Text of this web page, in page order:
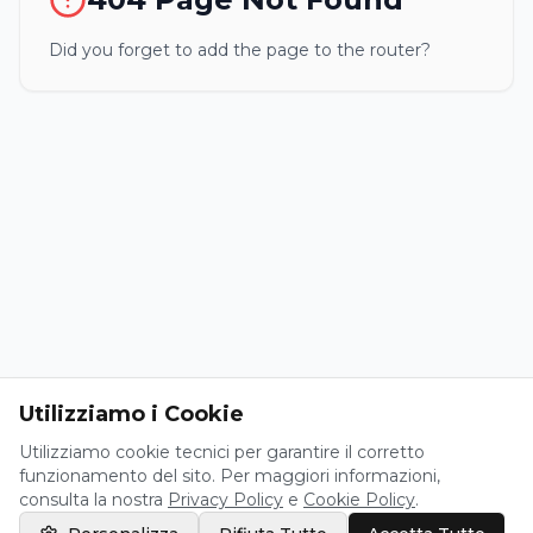
Did you forget to add the page to the router?
Utilizziamo i Cookie
Utilizziamo cookie tecnici per garantire il corretto
funzionamento del sito. Per maggiori informazioni,
consulta la nostra Privacy Policy e Cookie Policy.